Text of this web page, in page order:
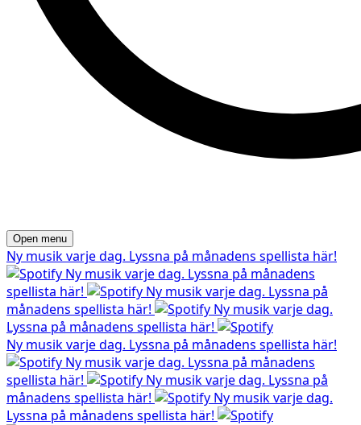
Open menu
Ny musik varje dag. Lyssna på månadens spellista här!
Ny musik varje dag. Lyssna på månadens
spellista här!
Ny musik varje dag. Lyssna på
månadens spellista här!
Ny musik varje dag.
Lyssna på månadens spellista här!
Ny musik varje dag. Lyssna på månadens spellista här!
Ny musik varje dag. Lyssna på månadens
spellista här!
Ny musik varje dag. Lyssna på
månadens spellista här!
Ny musik varje dag.
Lyssna på månadens spellista här!